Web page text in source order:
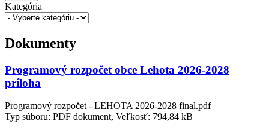
Kategória
Dokumenty
Programový rozpočet obce Lehota 2026-2028
príloha
Programový rozpočet - LEHOTA 2026-2028 final.pdf
Typ súboru: PDF dokument, Veľkosť: 794,84 kB